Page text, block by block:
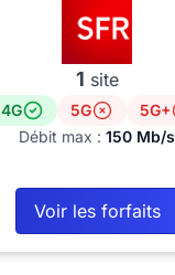
1 site
4G 5G
5G+
Débit max : 150 Mb/s
Voir les forfaits